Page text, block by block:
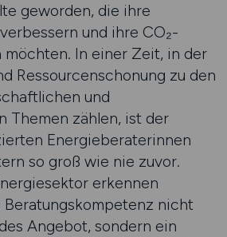
geworden, die ihre
und ihre CO₂-
möchten. In einer Zeit, in der
Ressourcenschonung zu den
und
Themen zählen, ist der
Energieberaterinnen
so groß wie nie zuvor.
erkennen
Beratungskompetenz nicht
Angebot, sondern ein